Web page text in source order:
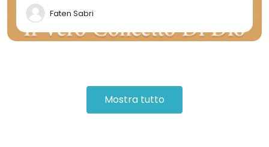
Faten Sabri
Mostra tutto